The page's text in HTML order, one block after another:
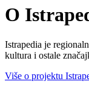
O
Istrapedia je
kultura i ostale
Više o projektu